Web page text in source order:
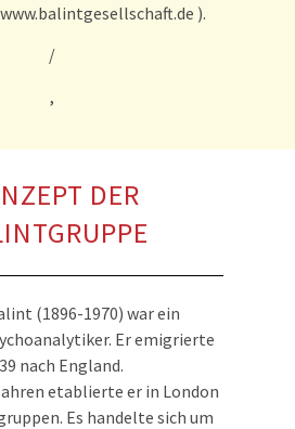
).
/
,
DER
(1896-1970) war ein
Er emigrierte
nach England.
etablierte er in London
Es handelte sich um